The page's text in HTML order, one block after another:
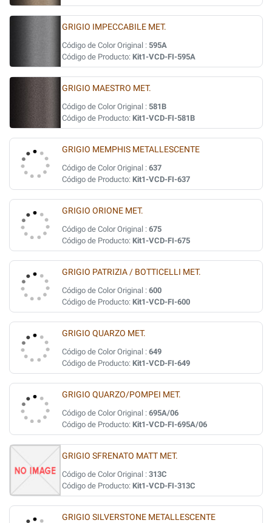
GRIGIO IMPECCABILE MET.
Código de Color Original : 595A
Código de Producto: Kit1-VCD-FI-595A
GRIGIO MAESTRO MET.
Código de Color Original : 581B
Código de Producto: Kit1-VCD-FI-581B
GRIGIO MEMPHIS METALLESCENTE
Código de Color Original : 637
Código de Producto: Kit1-VCD-FI-637
GRIGIO ORIONE MET.
Código de Color Original : 675
Código de Producto: Kit1-VCD-FI-675
GRIGIO PATRIZIA / BOTTICELLI MET.
Código de Color Original : 600
Código de Producto: Kit1-VCD-FI-600
GRIGIO QUARZO MET.
Código de Color Original : 649
Código de Producto: Kit1-VCD-FI-649
GRIGIO QUARZO/POMPEI MET.
Código de Color Original : 695A/06
Código de Producto: Kit1-VCD-FI-695A/06
GRIGIO SFRENATO MATT MET.
Código de Color Original : 313C
Código de Producto: Kit1-VCD-FI-313C
GRIGIO SILVERSTONE METALLESCENTE